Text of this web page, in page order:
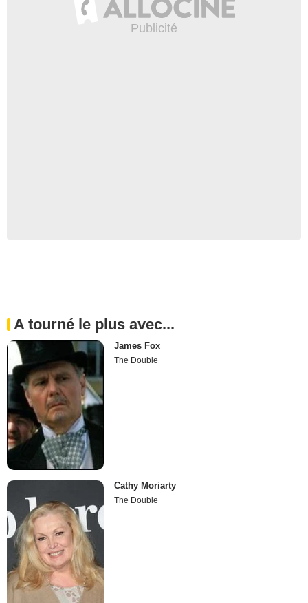
A tourné le plus avec...
James Fox
The Double
Cathy Moriarty
The Double